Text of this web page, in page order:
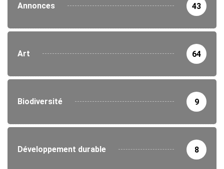
Annonces 43
Art 64
Biodiversité 9
Développement durable 8